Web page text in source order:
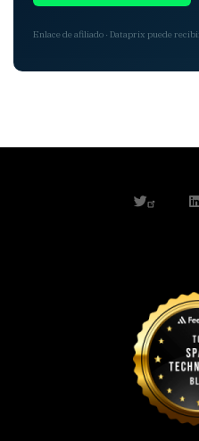
Enlace de afiliado · Dataprix puede